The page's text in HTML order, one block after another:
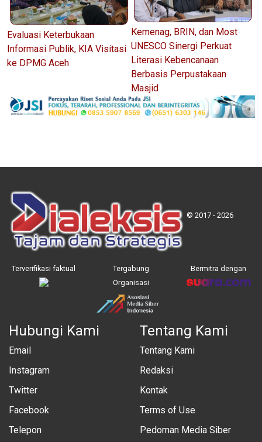
Evaluasi Keterbukaan
Informasi Publik, KIA Visitasi
ke DPMG Aceh
Kemenag, BRIN, dan Most
UNESCO Sinergi Perkuat
Literasi Kebencanaan
Berbasis Perpustakaan
Masjid
© 2017 - 2026
Terverifikasi faktual
Tergabung
Organisasi
Bermitra dengan
Hubungi Kami
Email
Instagram
Twitter
Facebook
Telepon
Tentang Kami
Tentang Kami
Redaksi
Kontak
Terms of Use
Pedoman Media Siber